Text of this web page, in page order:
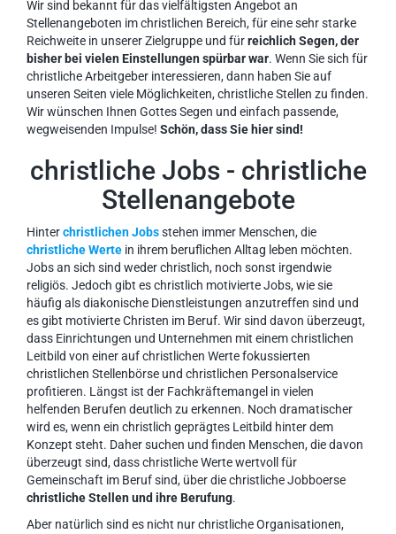
Wir sind bekannt für das vielfältigsten Angebot an
Stellenangeboten im christlichen Bereich, für eine sehr starke
Reichweite in unserer Zielgruppe und fürreichlich Segen, der
bisher bei vielen Einstellungen spürbar war. Wenn Sie sich für
christliche Arbeitgeber interessieren, dann haben Sie auf
unseren Seiten viele Möglichkeiten, christliche Stellen zu finden.
Wir wünschen Ihnen Gottes Segen und einfach passende,
wegweisenden Impulse! Schön, dass Sie hier sind!
christliche Jobs - christliche
Stellenangebote
Hinterchristlichen Jobsstehen immer Menschen, die
christliche Werte in ihrem beruflichen Alltag leben möchten.
Jobs an sich sind weder christlich, noch sonst irgendwie
religiös. Jedoch gibt es christlich motivierte Jobs, wie sie
häufig als diakonische Dienstleistungen anzutreffen sind und
es gibt motivierte Christen im Beruf. Wir sind davon überzeugt,
dass Einrichtungen und Unternehmen mit einem christlichen
Leitbild von einer auf christlichen Werte fokussierten
christlichen Stellenbörse und christlichen Personalservice
profitieren. Längst ist der Fachkräftemangel in vielen
helfenden Berufen deutlich zu erkennen. Noch dramatischer
wird es, wenn ein christlich geprägtes Leitbild hinter dem
Konzept steht. Daher suchen und finden Menschen, die davon
überzeugt sind, dass christliche Werte wertvoll für
Gemeinschaft im Beruf sind, über die christliche Jobboerse
christliche Stellen und ihre Berufung.
Aber natürlich sind es nicht nur christliche Organisationen,